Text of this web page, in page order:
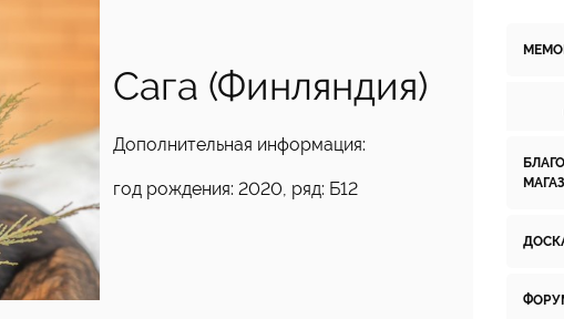
Сага (Финляндия)
Дополнительная информация:
год рождения: 2020, ряд: Б12